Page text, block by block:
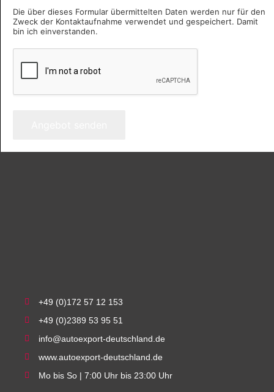
Die über dieses Formular übermittelten Daten werden nur für den
Zweck der Kontaktaufnahme verwendet und gespeichert. Damit
bin ich einverstanden.
+49 (0)172 57 12 153
+49 (0)2389 53 95 51
info@autoexport-deutschland.de
www.autoexport-deutschland.de
Mo bis So | 7:00 Uhr bis 23:00 Uhr